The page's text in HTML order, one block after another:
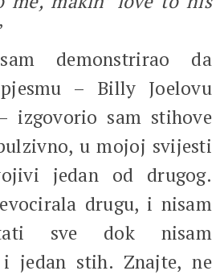
demonstrirao da
– Billy Joelovu
izgovorio sam stihove
u mojoj svijesti
jedan od drugog.
drugu, i nisam
sve dok nisam
jedan stih. Znajte, ne